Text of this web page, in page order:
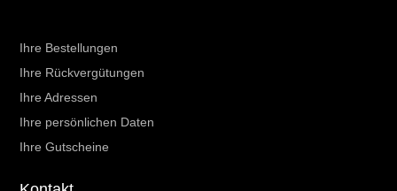
Ihre Bestellungen
Ihre Rückvergütungen
Ihre Adressen
Ihre persönlichen Daten
Ihre Gutscheine